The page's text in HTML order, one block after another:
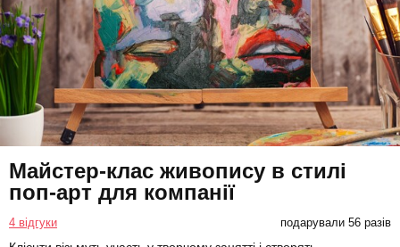
Майстер-клас живопису в стилі
поп-арт для компанії
4 відгуки подарували 56 разів